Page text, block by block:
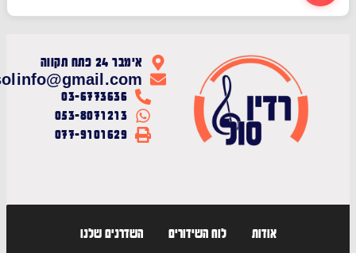
אימבר 24 פתח תקווה
radiosolinfo@gmail.com
03-6773636
053-8071213
077-9101629
לוח השידורים השדרנים שלנו